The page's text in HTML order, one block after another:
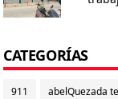
CATEGORÍAS
911 abelQuezada